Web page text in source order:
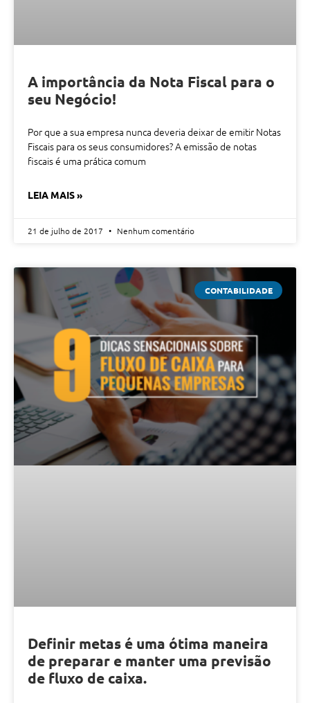
A importância da Nota Fiscal para o
seu Negócio!
Por que a sua empresa nunca deveria deixar de emitir Notas
Fiscais para os seus consumidores? A emissão de notas
fiscais é uma prática comum
LEIA MAIS »
21 de julho de 2017 Nenhum comentário
CONTABILIDADE
Definir metas é uma ótima maneira
de preparar e manter uma previsão
de fluxo de caixa.